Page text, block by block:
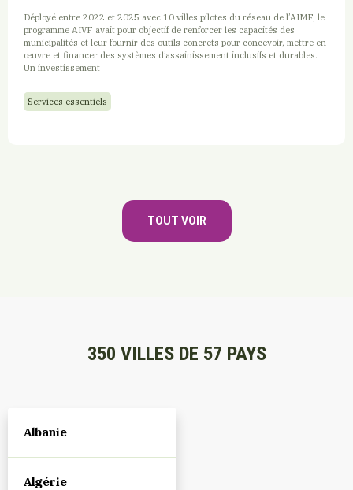
Déployé entre 2022 et 2025 avec 10 villes pilotes du réseau de l’AIMF, le
programme AIVF avait pour objectif de renforcer les capacités des
municipalités et leur fournir des outils concrets pour concevoir, mettre en
œuvre et financer des systèmes d’assainissement inclusifs et durables.
Un investissement
Services essentiels
TOUT VOIR
350 VILLES DE 57 PAYS
Albanie
Algérie